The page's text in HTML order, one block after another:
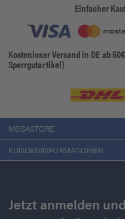
Einfacher
Kostenloser Versand in DE ab
Sperrgutartikel)
MEGASTORE
KUNDENINFORMATIONEN
Jetzt anmelden